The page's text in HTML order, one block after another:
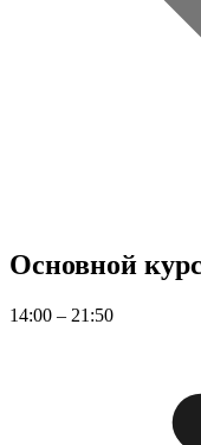
Основной курс
14:00 – 21:50